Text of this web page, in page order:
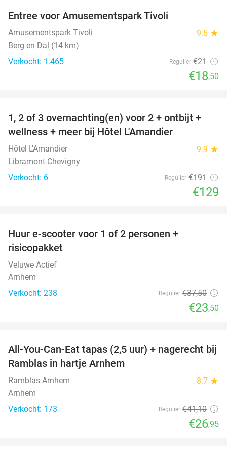
Entree voor Amusementspark Tivoli
Amusementspark Tivoli 9.5 star
Berg en Dal (14 km)
Verkocht: 1.465
Regulier €21
€18,50
32%
TODAY
1, 2 of 3 overnachting(en) voor 2 + ontbijt +
wellness + meer bij Hôtel L'Amandier
Hôtel L'Amandier 9.9 star
Libramont-Chevigny
Verkocht: 6
Regulier €191
€129
Huur e-scooter voor 1 of 2 personen +
risicopakket
Veluwe Actief
Arnhem
Verkocht: 238
Regulier €37,50
€23,50
34%
All-You-Can-Eat tapas (2,5 uur) + nagerecht bij
Ramblas in hartje Arnhem
Ramblas Arnhem 8.7 star
Arnhem
Verkocht: 173
Regulier €41,10
€26,95